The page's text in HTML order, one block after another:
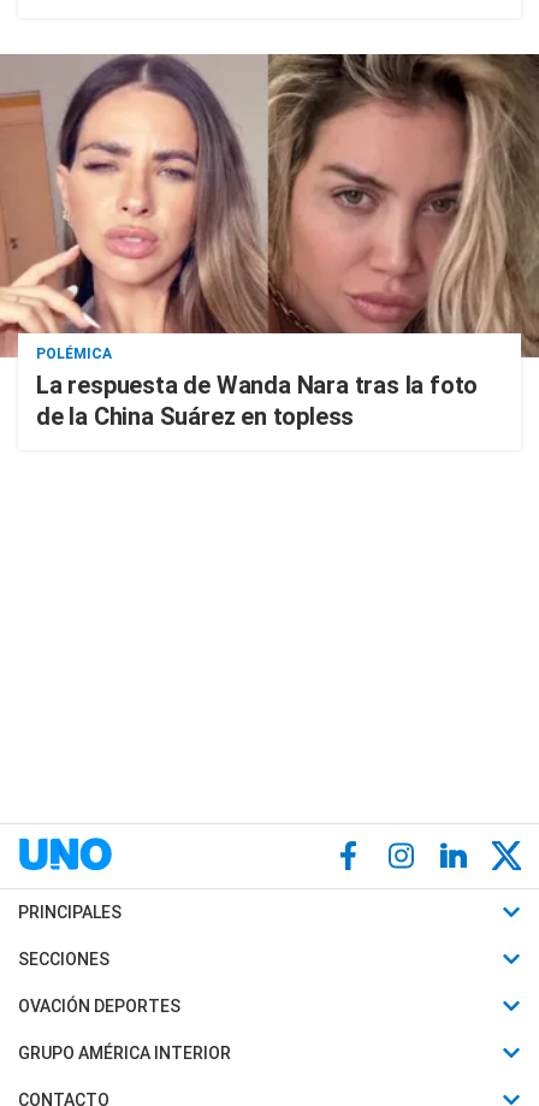
POLÉMICA
La respuesta de Wanda Nara tras la foto
de la China Suárez en topless
PRINCIPALES
Últimas Noticias
Política
SECCIONES
Horóscopo
Motores
OVACIÓN DEPORTES
Fútbol
Mundial
GRUPO AMÉRICA INTERIOR
Canal 7 en Vivo
CONTACTO